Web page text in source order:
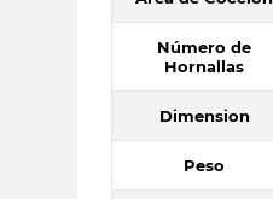
Número de
Hornallas
Dimension
Peso